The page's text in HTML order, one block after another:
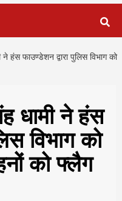
हंस फाउण्डेशन द्वारा पुलिस विभाग को
धामी ने हंस
विभाग को
को फ्लैग